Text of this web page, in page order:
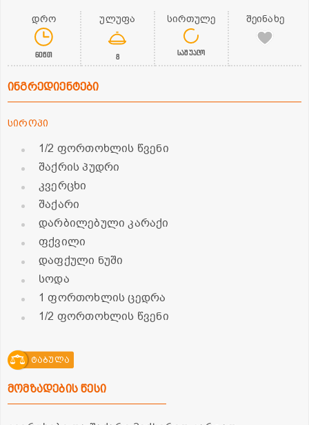
დრო
60წთ
ულუფა
8
სირთულე
საშუალო
შეინახე
ინგრედიენტები
სიროპი
1/2 ფორთოხლის წვენი
შაქრის პუდრი
კვერცხი
შაქარი
დარბილებული კარაქი
ფქვილი
დაფქული ნუში
სოდა
1 ფორთოხლის ცედრა
1/2 ფორთოხლის წვენი
ტაბულა
მომზადების წესი